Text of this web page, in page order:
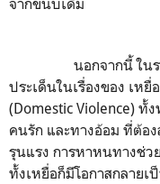
จากขนบเดิม
นอกจากนี้ ในระดับที่
ประเด็นในเรื่องของ เห
(Domestic Violence) ทั้
คนรัก และทางอ้อม ที่ต้อ
รุนแรง การหาหนทางช่ว
ทั้งเหยื่อก็มีโอกาสกลายเ